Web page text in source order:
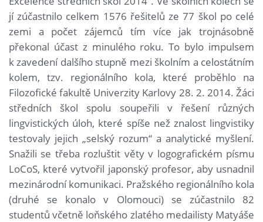
jí zúčastnilo celkem 1576 řešitelů ze 77 škol po celé
zemi a počet zájemců tím více jak trojnásobně
překonal účast z minulého roku. To bylo impulsem
k zavedení dalšího stupně mezi školním a celostátním
kolem, tzv. regionálního kola, které proběhlo na
Filozofické fakultě Univerzity Karlovy 28. 2. 2014. Žáci
středních škol spolu soupeřili v řešení různých
lingvistických úloh, které spíše než znalost lingvistiky
testovaly jejich „selský rozum“ a analytické myšlení.
Snažili se třeba rozluštit věty v logografickém písmu
LoCoS, které vytvořil japonský profesor, aby usnadnil
mezinárodní komunikaci. Pražského regionálního kola
(druhé se konalo v Olomouci) se zúčastnilo 82
studentů včetně loňského zlatého medailisty Matyáše